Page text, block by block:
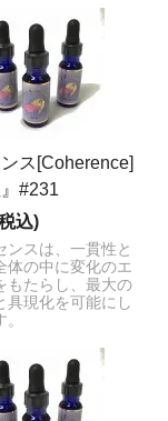
ス[Coherence]
』#231
込)
ンスは、一貫性と
体の中に変化のエ
もたらし、最大の
具現化を可能にし